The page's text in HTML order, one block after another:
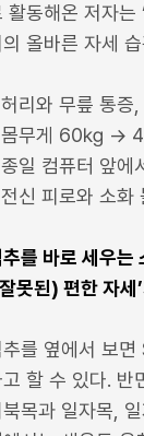
활동해온 저자는
의 올바른 자세
리와 무릎 통증
무게 60㎏ →
일 컴퓨터 앞에
신 피로와 소화
를 바로 세우는
못된) 편한 자세
추를 옆에서 보
고 할 수 있다. 반
목과 일자목,